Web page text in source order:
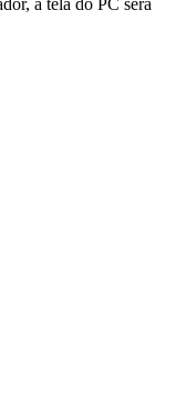
a tela do PC será